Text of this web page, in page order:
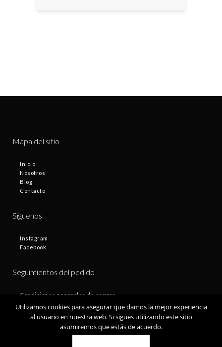
Mapa del sitio
Inicio
Nosotros
Blog
Contacto
Síguenos
Instagram
Facebook
Seguimientos del pedido
Condiciones generales de compra
Plazos de entrega
Política de privacidad
Política de cookies
Utilizamos cookies para asegurar que damos la mejor experiencia
al usuario en nuestra web. Si sigues utilizando este sitio
asumiremos que estás de acuerdo.